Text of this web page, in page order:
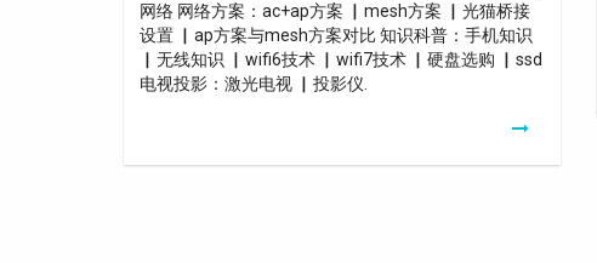
网络 网络方案：ac+ap方案 ▏mesh方案 ▏光猫桥接
设置 ▏ap方案与mesh方案对比 知识科普：手机知识
▏无线知识 ▏wifi6技术 ▏wifi7技术 ▏硬盘选购 ▏ssd
电视投影：激光电视 ▏投影仪.